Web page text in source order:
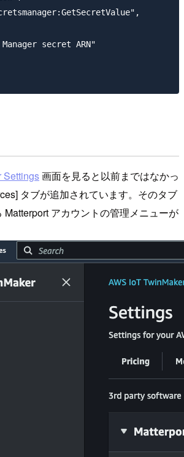
secret ARN"
Settings画面を見ると以前まではなかっ
タブが追加されています。そのタブ
Matterport アカウントの管理メニューが